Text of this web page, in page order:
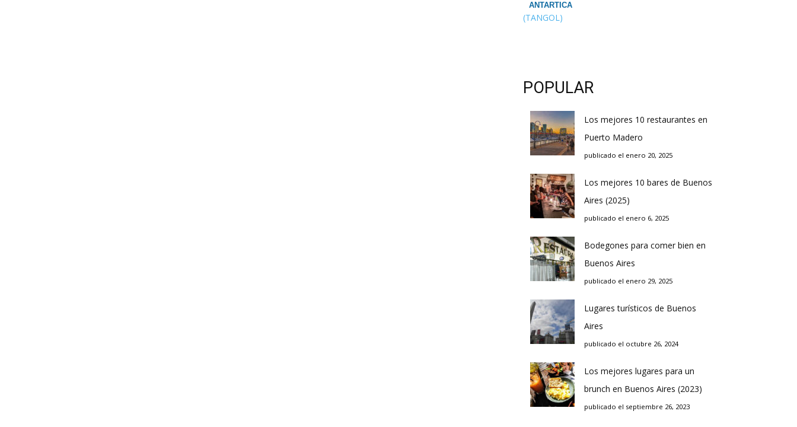
ANTARTICA
(TANGOL)
POPULAR
Los mejores 10 restaurantes en
Puerto Madero
publicado el enero 20, 2025
Los mejores 10 bares de Buenos
Aires (2025)
publicado el enero 6, 2025
Bodegones para comer bien en
Buenos Aires
publicado el enero 29, 2025
Lugares turísticos de Buenos
Aires
publicado el octubre 26, 2024
Los mejores lugares para un
brunch en Buenos Aires (2023)
publicado el septiembre 26, 2023